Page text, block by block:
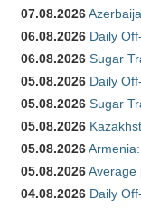
07.08.2026
06.08.2026 Daily
06.08.2026 Sugar
05.08.2026 Daily
05.08.2026 Sugar
05.08.2026
05.08.2026
05.08.2026Average
04.08.2026 Daily